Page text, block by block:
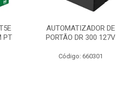
PT
AUTOMATIZADOR DE
PORTÃO DR 300 127V
Código: 660301